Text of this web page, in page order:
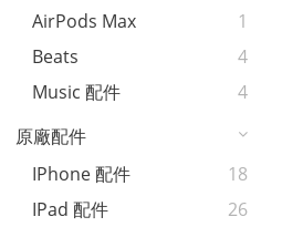
AirPods Max
1
Beats
4
Music 配件
4
原廠配件
IPhone 配件
18
IPad 配件
26